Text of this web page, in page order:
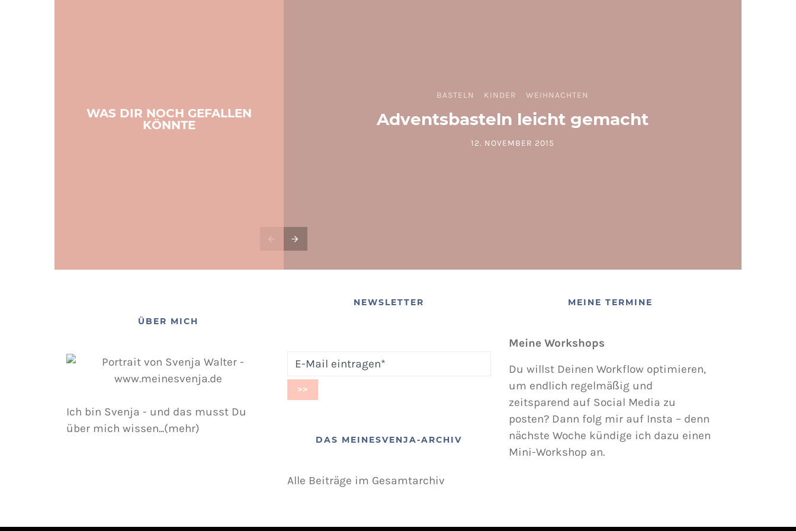
WAS DIR NOCH GEFALLEN
KÖNNTE
BASTELN KINDER WEIHNACHTEN
Adventsbasteln leicht gemacht
POSTED ON
12. NOVEMBER 2015
ÜBER MICH
Ich bin Svenja - und das musst Du
über mich wissen...(mehr)
NEWSLETTER
DAS MEINESVENJA-ARCHIV
Alle Beiträge im Gesamtarchiv
MEINE TERMINE
Meine Workshops
Du willst Deinen Workflow optimieren,
um endlich regelmäßig und
zeitsparend auf Social Media zu
posten? Dann folg mir auf Insta – denn
nächste Woche kündige ich dazu einen
Mini-Workshop an.